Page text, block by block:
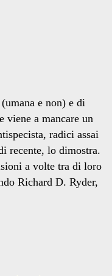
e non) e di
viene a mancare un
radici assai
recente, lo dimostra.
a volte tra di loro
Richard D. Ryder,